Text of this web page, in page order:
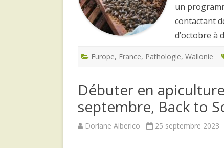
un
contactant
d’octobre à
Europe, France, Pathologie, Wallonie
Débuter en
septembre, Back to
Doriane Alberico 25 septembre 2023